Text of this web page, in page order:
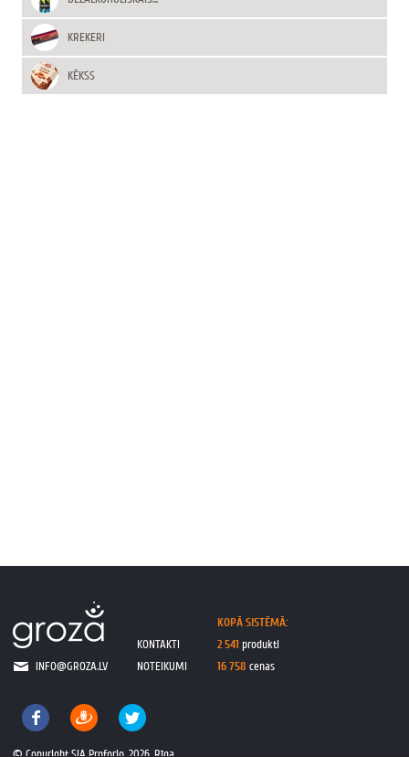
KREKERI
KĒKSS
INFO@GROZA.LV
KONTAKTI
NOTEIKUMI
KOPĀ SISTĒMĀ:
2 541 produkti
16 758 cenas
© Copyright SIA Proforio, 2026, Rīga